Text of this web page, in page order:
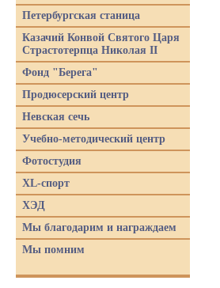
Петербургская станица
Казачий Конвой Святого Царя
Страстотерпца Николая II
Фонд "Берега"
Продюсерский центр
Невская сечь
Учебно-методический центр
Фотостудия
XL-спорт
ХЭД
Мы благодарим и награждаем
Мы помним